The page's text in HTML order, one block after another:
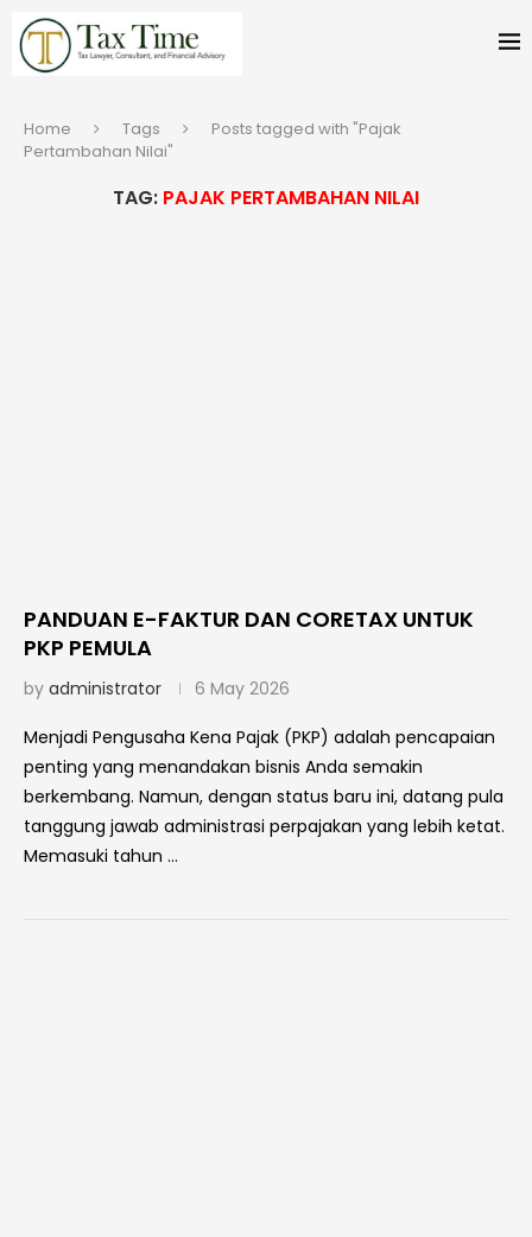
Home Tags
Posts tagged with "Pajak
Pertambahan Nilai"
TAG: PAJAK PERTAMBAHAN NILAI
PANDUAN E-FAKTUR DAN CORETAX UNTUK
PKP PEMULA
by administrator 6 May 2026
Menjadi Pengusaha Kena Pajak (PKP) adalah pencapaian
penting yang menandakan bisnis Anda semakin
berkembang. Namun, dengan status baru ini, datang pula
tanggung jawab administrasi perpajakan yang lebih ketat.
Memasuki tahun …